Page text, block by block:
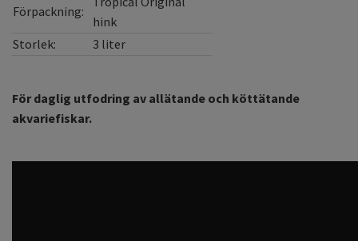
Förpackning:
hink
Storlek:
3 liter
För daglig utfodring av allätande och köttätande
akvariefiskar.